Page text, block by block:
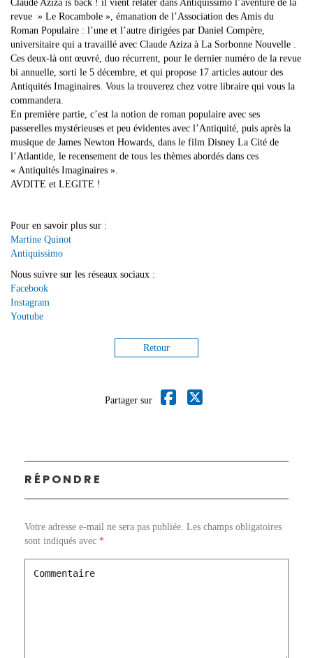
Claude Aziza is back ! il vient relater dans Antiquissimo l’aventure de la
revue » Le Rocambole », émanation de l’Association des Amis du
Roman Populaire : l’une et l’autre dirigées par Daniel Compère,
universitaire qui a travaillé avec Claude Aziza à La Sorbonne Nouvelle .
Ces deux-là ont œuvré, duo récurrent, pour le dernier numéro de la revue
bi annuelle, sorti le 5 décembre, et qui propose 17 articles autour des
Antiquités Imaginaires. Vous la trouverez chez votre libraire qui vous la
commandera.
En première partie, c’est la notion de roman populaire avec ses
passerelles mystérieuses et peu évidentes avec l’Antiquité, puis après la
musique de James Newton Howards, dans le film Disney La Cité de
l’Atlantide, le recensement de tous les thèmes abordés dans ces
« Antiquités Imaginaires ».
AVDITE et LEGITE !
Pour en savoir plus sur :
Martine Quinot
Antiquissimo
Nous suivre sur les réseaux sociaux :
Facebook
Instagram
Youtube
Retour
Partager sur
RÉPONDRE
Votre adresse e-mail ne sera pas publiée. Les champs obligatoires
sont indiqués avec *